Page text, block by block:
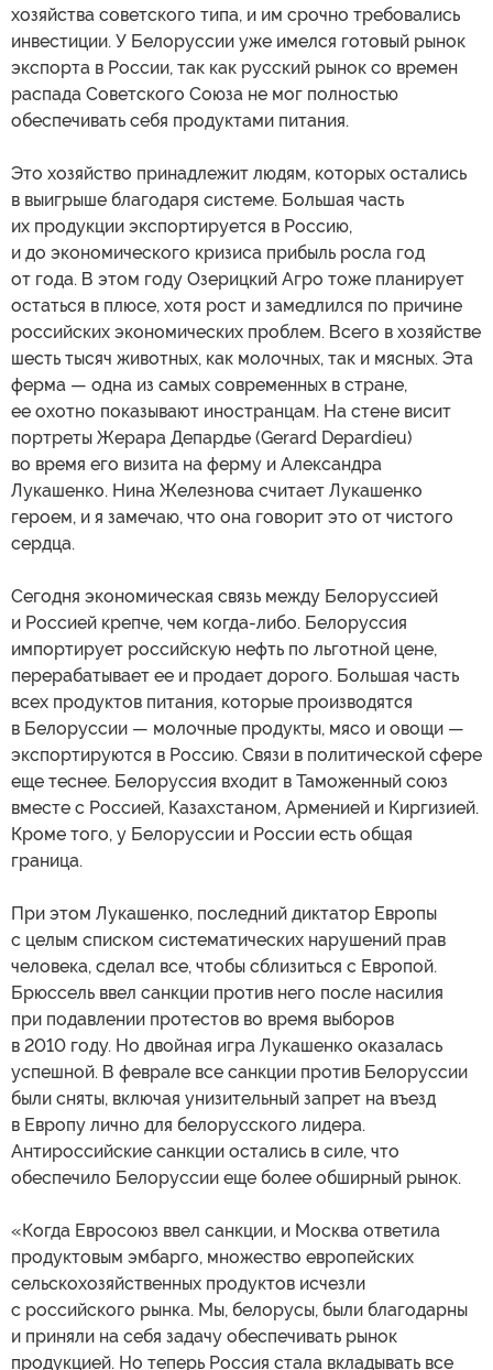
хозяйства советского типа, и им срочно требовались
инвестиции. У Белоруссии уже имелся готовый рынок
экспорта в России, так как русский рынок со времен
распада Советского Союза не мог полностью
обеспечивать себя продуктами питания.
Это хозяйство принадлежит людям, которых остались
в выигрыше благодаря системе. Большая часть
их продукции экспортируется в Россию,
и до экономического кризиса прибыль росла год
от года. В этом году Озерицкий Агро тоже планирует
остаться в плюсе, хотя рост и замедлился по причине
российских экономических проблем. Всего в хозяйстве
шесть тысяч животных, как молочных, так и мясных. Эта
ферма — одна из самых современных в стране,
ее охотно показывают иностранцам. На стене висит
портреты Жерара Депардье (Gerard Depardieu)
во время его визита на ферму и Александра
Лукашенко. Нина Железнова считает Лукашенко
героем, и я замечаю, что она говорит это от чистого
сердца.
Сегодня экономическая связь между Белоруссией
и Россией крепче, чем когда-либо. Белоруссия
импортирует российскую нефть по льготной цене,
перерабатывает ее и продает дорого. Большая часть
всех продуктов питания, которые производятся
в Белоруссии — молочные продукты, мясо и овощи —
экспортируются в Россию. Связи в политической сфере
еще теснее. Белоруссия входит в Таможенный союз
вместе с Россией, Казахстаном, Арменией и Киргизией.
Кроме того, у Белоруссии и России есть общая
граница.
При этом Лукашенко, последний диктатор Европы
с целым списком систематических нарушений прав
человека, сделал все, чтобы сблизиться с Европой.
Брюссель ввел санкции против него после насилия
при подавлении протестов во время выборов
в 2010 году. Но двойная игра Лукашенко оказалась
успешной. В феврале все санкции против Белоруссии
были сняты, включая унизительный запрет на въезд
в Европу лично для белорусского лидера.
Антироссийские санкции остались в силе, что
обеспечило Белоруссии еще более обширный рынок.
«Когда Евросоюз ввел санкции, и Москва ответила
продуктовым эмбарго, множество европейских
сельскохозяйственных продуктов исчезли
с российского рынка. Мы, белорусы, были благодарны
и приняли на себя задачу обеспечивать рынок
продукцией. Но теперь Россия стала вкладывать все